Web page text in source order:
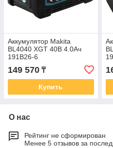
Аккумулятор Makita
BL4040 XGT 40В 4.0Ач
191B26-6
149 570 ₸
Купить
О нас
Рейтинг не сформирован
Менее 5 отзывов за